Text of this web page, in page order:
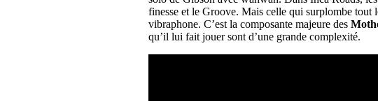
finesse et le Groove. Mais celle qui surplombe tout
vibraphone. C’est la composante majeure des
qu’il lui fait jouer sont d’une grande complexité.